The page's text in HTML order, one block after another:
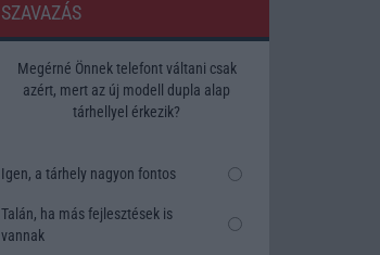
SZAVAZÁS
Megérné Önnek telefont váltani csak
azért, mert az új modell dupla alap
tárhellyel érkezik?
Igen, a tárhely nagyon fontos
Talán, ha más fejlesztések is
vannak